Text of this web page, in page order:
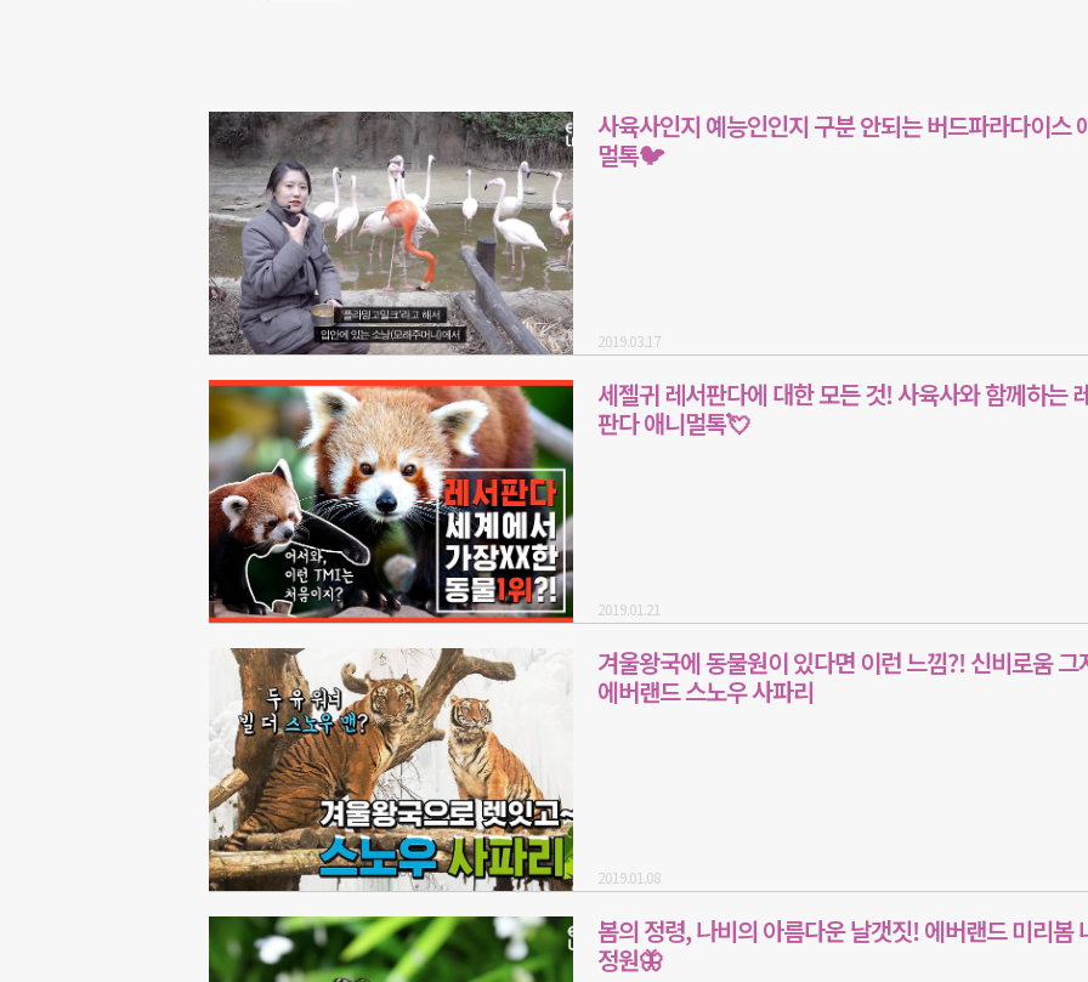
사육사인지 예능인인지 구분 안되는 버드파라다이스
멀톡🐦
2019.03.17
세젤귀 레서판다에 대한 모든 것! 사육사와 함께하는
판다 애니멀톡💘
2019.01.21
겨울왕국에 동물원이 있다면 이런 느낌?! 신비로움 그
에버랜드 스노우 사파리
2019.01.08
봄의 정령, 나비의 아름다운 날갯짓! 에버랜드 미리봄
정원🦋